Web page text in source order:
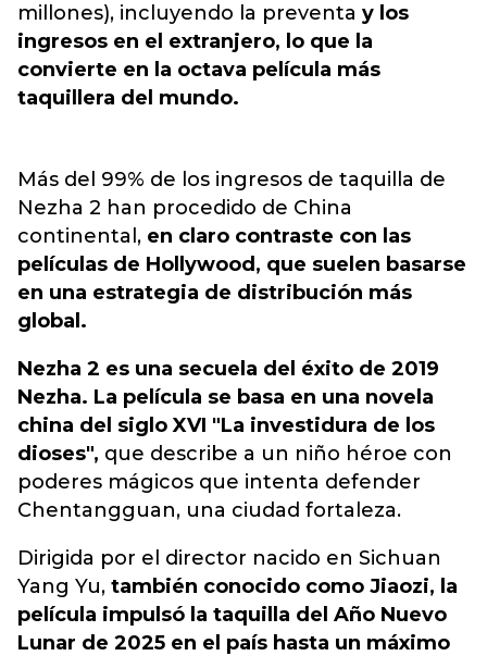
millones), incluyendo la preventa y los
ingresos en el extranjero, lo que la
convierte en la octava película más
taquillera del mundo.
Más del 99% de los ingresos de taquilla de
Nezha 2 han procedido de China
continental, en claro contraste con las
películas de Hollywood, que suelen basarse
en una estrategia de distribución más
global.
Nezha 2 es una secuela del éxito de 2019
Nezha. La película se basa en una novela
china del siglo XVI "La investidura de los
dioses", que describe a un niño héroe con
poderes mágicos que intenta defender
Chentangguan, una ciudad fortaleza.
Dirigida por el director nacido en Sichuan
Yang Yu, también conocido como Jiaozi, la
película impulsó la taquilla del Año Nuevo
Lunar de 2025 en el país hasta un máximo